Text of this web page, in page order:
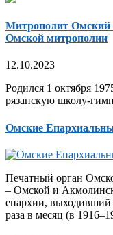
Митрополит Омский
Омской митрополии
12.10.2023
Родился 1 октября
рязанскую школу-
Омские
Печатный орган
– Омской и
епархии, выходивший
раза в месяц (в